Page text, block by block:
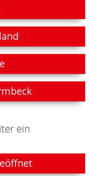
ein